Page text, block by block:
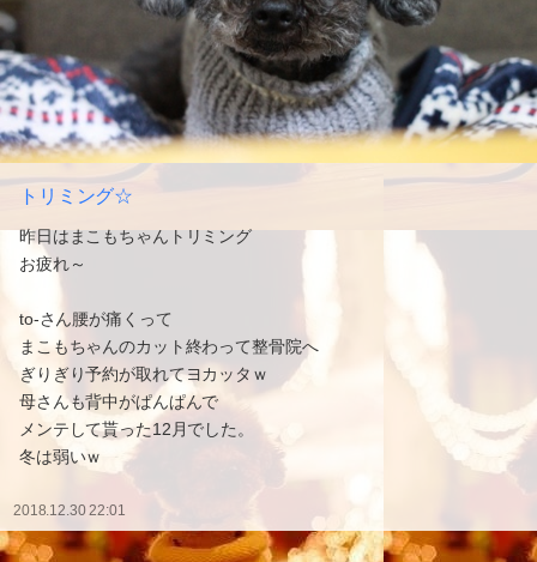
トリミング☆
昨日はまこもちゃんトリミング
お疲れ～
to-さん腰が痛くって
まこもちゃんのカット終わって整骨院へ
ぎりぎり予約が取れてヨカッタｗ
母さんも背中がぱんぱんで
メンテして貰った12月でした。
冬は弱いｗ
2018.12.30 22:01